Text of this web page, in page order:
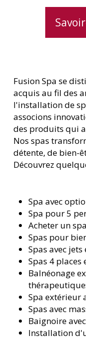
Fusion Spa se
acquis au fil des
l'installation de
associons
des produits qui
Nos spas
détente, de bien-
Découvrez
Spa avec
Spa pour 5
Acheter un
Spas pour
Spas avec
Spas 4 places
Balnéonage
Spa extérieur
Spas avec
Baignoire
Installation